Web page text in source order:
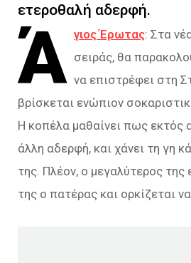
ετεροθαλή αδερφή.
Ά γιος Έρωτας: Στα
σειράς, θα
να επιστρέφει στη
βρίσκεται ενώπιον
Η κοπέλα μαθαίνει πως εκτός
άλλη αδερφή, και χάνει τη γη
της. Πλέον, ο μεγαλύτερος της
της ο πατέρας και ορκίζεται